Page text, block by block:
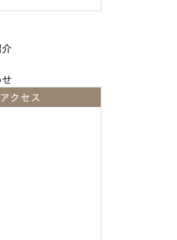
アクセス